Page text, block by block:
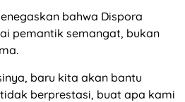
bahwa Dispora
pemantik semangat, bukan
baru kita akan bantu
berprestasi, buat apa kami